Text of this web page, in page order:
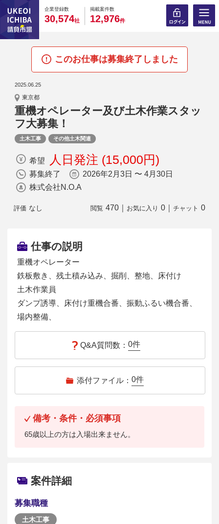
企業登録数
0
3
0
0,
0
5
0
74社
掲載案件数
0
1
0
2,
0
9
0
76件
このお仕事は募集終了しました
2025.06.25
東京都
重機オペレーター及び土木作業スタッ
フ大募集！
土木工事 その他土木関連
希望 人日発注 (15,000円)
募集終了
2026年2月3日 〜 4月30日
株式会社N.O.A
評価 なし 閲覧 470 お気に入り 0 チャット 0
仕事の説明
重機オペレーター
鉄板敷き、残土積み込み、掘削、整地、床付け
土木作業員
ダンプ誘導、床付け重機合番、振動ふるい機合番、
場内整備、
Q&A質問数： 0件
添付ファイル： 0件
備考・条件・必須事項
65歳以上の方は入場出来ません。
案件詳細
募集職種
土木工事